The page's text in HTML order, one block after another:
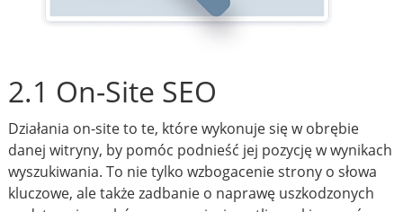
2.1 On-Site SEO
Działania on-site to te, które wykonuje się w obrębie
danej witryny, by pomóc podnieść jej pozycję w wynikach
wyszukiwania. To nie tylko wzbogacenie strony o słowa
kluczowe, ale także zadbanie o naprawę uszkodzonych